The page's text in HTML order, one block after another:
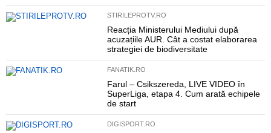
STIRILEPROTV.RO
Reacția Ministerului Mediului după
acuzațiile AUR. Cât a costat elaborarea
strategiei de biodiversitate
FANATIK.RO
Farul – Csikszereda, LIVE VIDEO în
SuperLiga, etapa 4. Cum arată echipele
de start
DIGISPORT.RO